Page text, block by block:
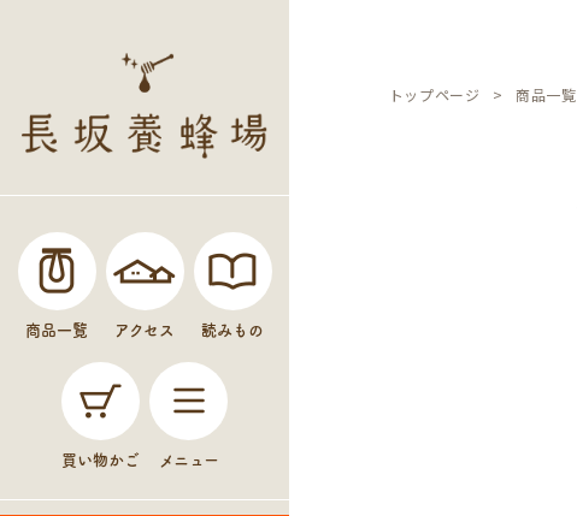
商品一覧 アクセス 読みもの
買い物かご メニュー
トップページ 商品一覧